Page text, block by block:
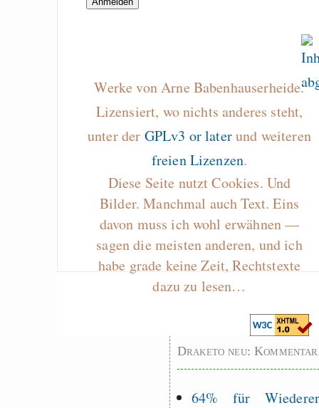
Werke von Arne Babenhauserheide.
Lizensiert, wo nichts anderes steht,
unter der GPLv3 or laterund weiteren
freien Lizenzen.
Diese Seite nutzt Cookies. Und
Bilder. Manchmal auch Text. Eins
davon muss ich wohl erwähnen —
sagen die meisten anderen, und ich
habe grade keine Zeit, Rechtstexte
dazu zu lesen…
Alltag in
Nebelfest -
Rissen
Curb impacts
programming to
EU sovereignty
Es gibt Fakten
Measured
Graben-Neudorf,
West Germany
Draketo neu:
64% für